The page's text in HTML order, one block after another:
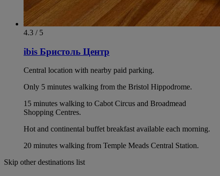
4.3 / 5
ibis Бристоль Центр
Central location with nearby paid parking.
Only 5 minutes walking from the Bristol Hippodrome.
15 minutes walking to Cabot Circus and Broadmead
Shopping Centres.
Hot and continental buffet breakfast available each morning.
20 minutes walking from Temple Meads Central Station.
Skip other destinations list